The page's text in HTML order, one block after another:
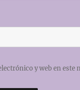
y web en este